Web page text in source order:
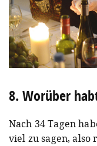
8. Worüber
Nach 34 Tagen
viel zu sagen,